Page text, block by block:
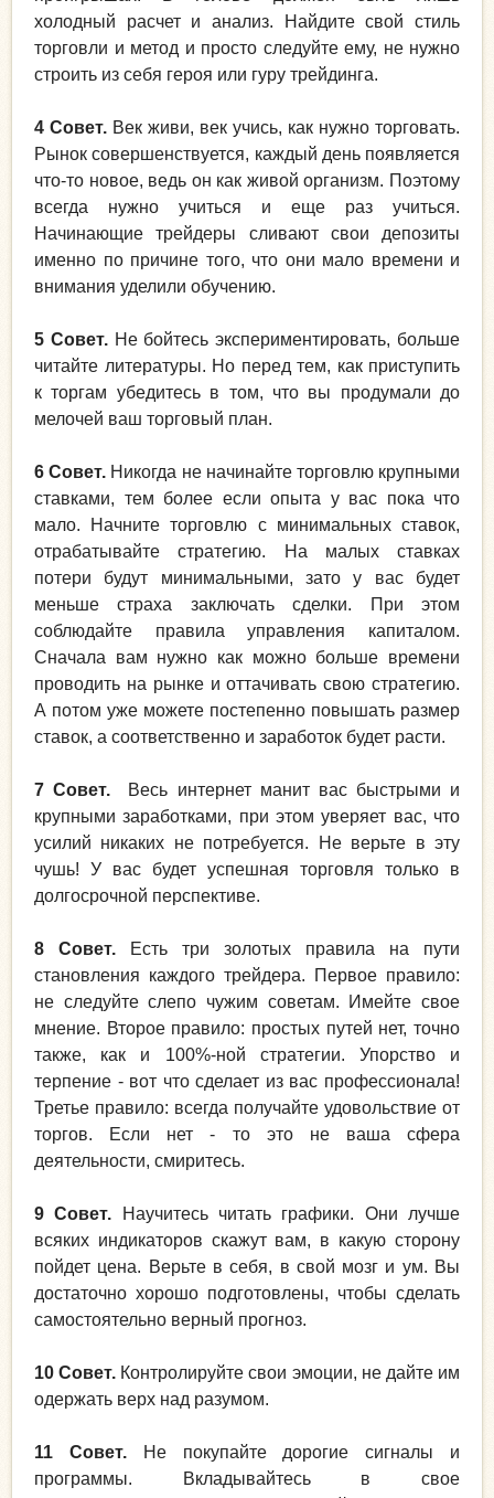
холодный расчет и анализ. Найдите свой стиль
торговли и метод и просто следуйте ему, не нужно
строить из себя героя или гуру трейдинга.
4 Совет. Век живи, век учись, как нужно торговать.
Рынок совершенствуется, каждый день появляется
что-то новое, ведь он как живой организм. Поэтому
всегда нужно учиться и еще раз учиться.
Начинающие трейдеры сливают свои депозиты
именно по причине того, что они мало времени и
внимания уделили обучению.
5 Совет. Не бойтесь экспериментировать, больше
читайте литературы. Но перед тем, как приступить
к торгам убедитесь в том, что вы продумали до
мелочей ваш торговый план.
6 Совет. Никогда не начинайте торговлю крупными
ставками, тем более если опыта у вас пока что
мало. Начните торговлю с минимальных ставок,
отрабатывайте стратегию. На малых ставках
потери будут минимальными, зато у вас будет
меньше страха заключать сделки. При этом
соблюдайте правила управления капиталом.
Сначала вам нужно как можно больше времени
проводить на рынке и оттачивать свою стратегию.
А потом уже можете постепенно повышать размер
ставок, а соответственно и заработок будет расти.
7 Совет. Весь интернет манит вас быстрыми и
крупными заработками, при этом уверяет вас, что
усилий никаких не потребуется. Не верьте в эту
чушь! У вас будет успешная торговля только в
долгосрочной перспективе.
8 Совет. Есть три золотых правила на пути
становления каждого трейдера. Первое правило:
не следуйте слепо чужим советам. Имейте свое
мнение. Второе правило: простых путей нет, точно
также, как и 100%-ной стратегии. Упорство и
терпение - вот что сделает из вас профессионала!
Третье правило: всегда получайте удовольствие от
торгов. Если нет - то это не ваша сфера
деятельности, смиритесь.
9 Совет.
Научитесь читать графики. Они лучше
всяких индикаторов скажут вам, в какую сторону
пойдет цена. Верьте в себя, в свой мозг и ум. Вы
достаточно хорошо подготовлены, чтобы сделать
самостоятельно верный прогноз.
10 Совет. Контролируйте свои эмоции, не дайте им
одержать верх над разумом.
11 Совет.Не покупайте дорогие сигналы и
программы. Вкладывайтесь в свое